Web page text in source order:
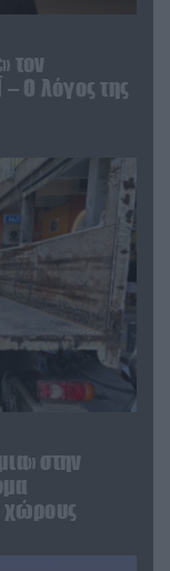
τον
Ο λόγος της
στην
χώρους